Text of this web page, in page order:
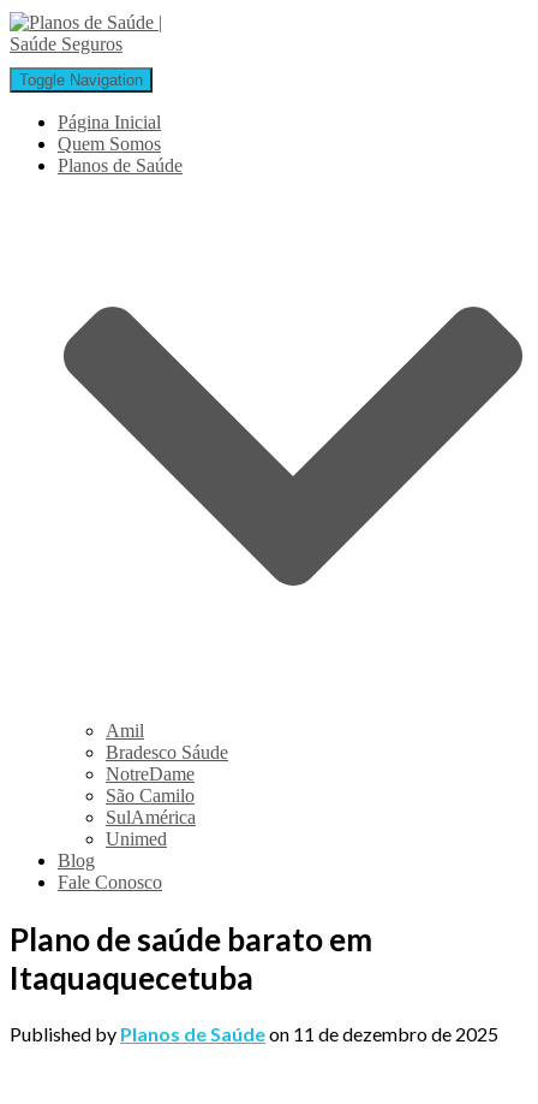
Toggle Navigation
Página Inicial
Quem Somos
Planos de Saúde
Amil
Bradesco Sáude
NotreDame
São Camilo
SulAmérica
Unimed
Blog
Fale Conosco
Plano de saúde barato em
Itaquaquecetuba
Published by Planos de Saúdeon 11 de dezembro de 2025